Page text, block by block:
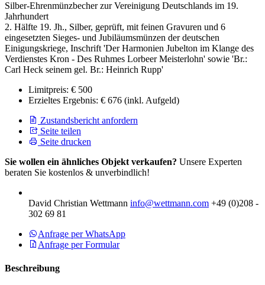
Silber-Ehrenmünzbecher zur Vereinigung Deutschlands im 19.
Jahrhundert
2. Hälfte 19. Jh., Silber, geprüft, mit feinen Gravuren und 6
eingesetzten Sieges- und Jubiläumsmünzen der deutschen
Einigungskriege, Inschrift 'Der Harmonien Jubelton im Klange des
Verdienstes Kron - Des Ruhmes Lorbeer Meisterlohn' sowie 'Br.:
Carl Heck seinem gel. Br.: Heinrich Rupp'
Limitpreis: € 500
Erzieltes Ergebnis: € 676 (inkl. Aufgeld)
Zustandsbericht anfordern
Seite teilen
Seite drucken
Sie wollen ein ähnliches Objekt verkaufen? Unsere Experten
beraten Sie kostenlos & unverbindlich!
David Christian Wettmann info@wettmann.com +49 (0)208 -
302 69 81
Anfrage per WhatsApp
Anfrage per Formular
Beschreibung